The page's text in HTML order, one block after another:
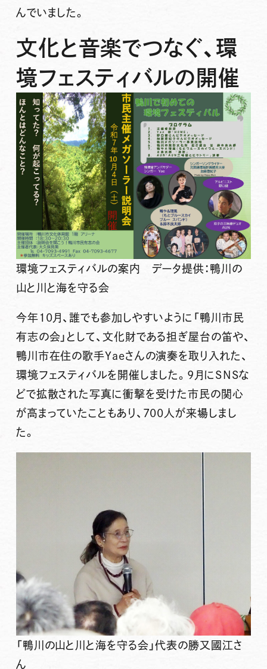
んでいました。
文化と音楽でつなぐ、環
境フェスティバルの開催
環境フェスティバルの案内 データ提供：鴨川の
山と川と海を守る会
今年10月、誰でも参加しやすいように「鴨川市民
有志の会」として、文化財である担ぎ屋台の笛や、
鴨川市在住の歌手Yaeさんの演奏を取り入れた、
環境フェスティバルを開催しました。9月にSNSな
どで拡散された写真に衝撃を受けた市民の関心
が高まっていたこともあり、700人が来場しまし
た。
「鴨川の山と川と海を守る会」代表の勝又國江さ
ん